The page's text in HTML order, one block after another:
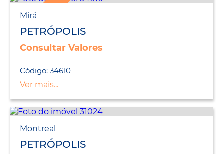
LANÇAMENTO
Mirá
PETRÓPOLIS
Consultar Valores
Código: 34610
Ver mais...
Montreal
PETRÓPOLIS